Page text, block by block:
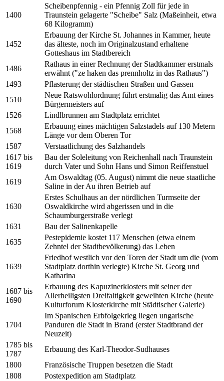
1400
Scheibenpfennig - ein Pfennig Zoll für jede in
Traunstein gelagerte "Scheibe" Salz (Maßeinheit, etwa
68 Kilogramm)
1452
Erbauung der Kirche St. Johannes in Kammer, heute
das älteste, noch im Originalzustand erhaltene
Gotteshaus im Stadtbereich
1486
Rathaus in einer Rechnung der Stadtkammer erstmals
erwähnt ("ze haken das prennholtz in das Rathaus")
1493
Pflasterung der städtischen Straßen und Gassen
1510
Neue Ratswohlordnung führt erstmalig das Amt eines
Bürgermeisters auf
1526
Lindlbrunnen am Stadtplatz errichtet
1568
Erbauung eines mächtigen Salzstadels auf 130 Metern
Länge vor dem Oberen Tor
1587
Verstaatlichung des Salzhandels
1617 bis
1619
Bau der Soleleitung von Reichenhall nach Traunstein
durch Vater und Sohn Hans und Simon Reiffenstuel
1619
Am Oswaldtag (05. August) nimmt die neue staatliche
Saline in der Au ihren Betrieb auf
1630
Erstes Schulhaus an der nördlichen Turmseite der
Oswaldkirche wird abgerissen und in die
Schaumburgerstraße verlegt
1631
Bau der Salinenkapelle
1635
Pestepidemie kostet 117 Menschen (etwa einem
Zehntel der Stadtbevölkerung) das Leben
1639
Friedhof westlich vor den Toren der Stadt um die (vom
Stadtplatz dorthin verlegte) Kirche St. Georg und
Katharina
1687 bis
1690
Erbauung des Kapuzinerklosters mit seiner der
Allerheiligsten Dreifaltigkeit geweihten Kirche (heute
Kulturforum Klosterkirche mit Städtischer Galerie)
1704
Im Spanischen Erbfolgekrieg liegen ungarische
Panduren die Stadt in Brand (erster Stadtbrand der
Neuzeit)
1785 bis
1787
Erbauung des Karl-Theodor-Sudhauses
1800
Französische Truppen besetzen die Stadt
1808
Postexpedition am Stadtplatz